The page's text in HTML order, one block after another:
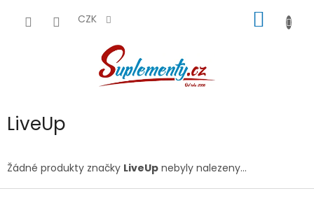
CZK
KOŠÍK
LiveUp
Žádné produkty značky LiveUp nebyly nalezeny...
Z